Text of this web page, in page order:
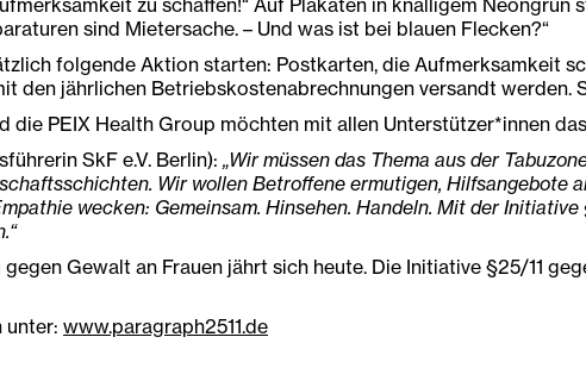
zu schaffen!“ Auf Plakaten in knalligem Neongrün
sind Mietersache. – Und was ist bei blauen Flecken?“
folgende Aktion starten: Postkarten, die Aufmerksamkeit
den jährlichen Betriebskostenabrechnungen versandt werden.
die PEIX Health Group möchten mit allen Unterstützer*innen
SkF e.V. Berlin): „Wir müssen das Thema aus der
Wir wollen Betroffene ermutigen, Hilfsangebote
wecken: Gemeinsam. Hinsehen. Handeln. Mit der Initiative
Gewalt an Frauen jährt sich heute. Die Initiative §25/11
unter: www.paragraph2511.de